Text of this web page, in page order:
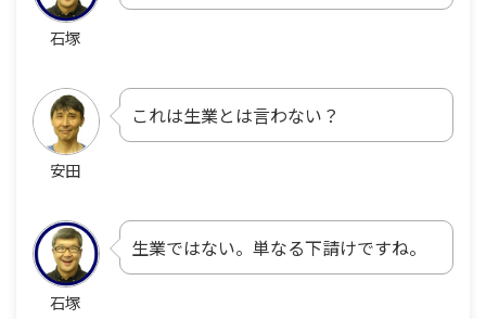
石塚
安田
これは生業とは言わない？
石塚
生業ではない。単なる下請けですね。